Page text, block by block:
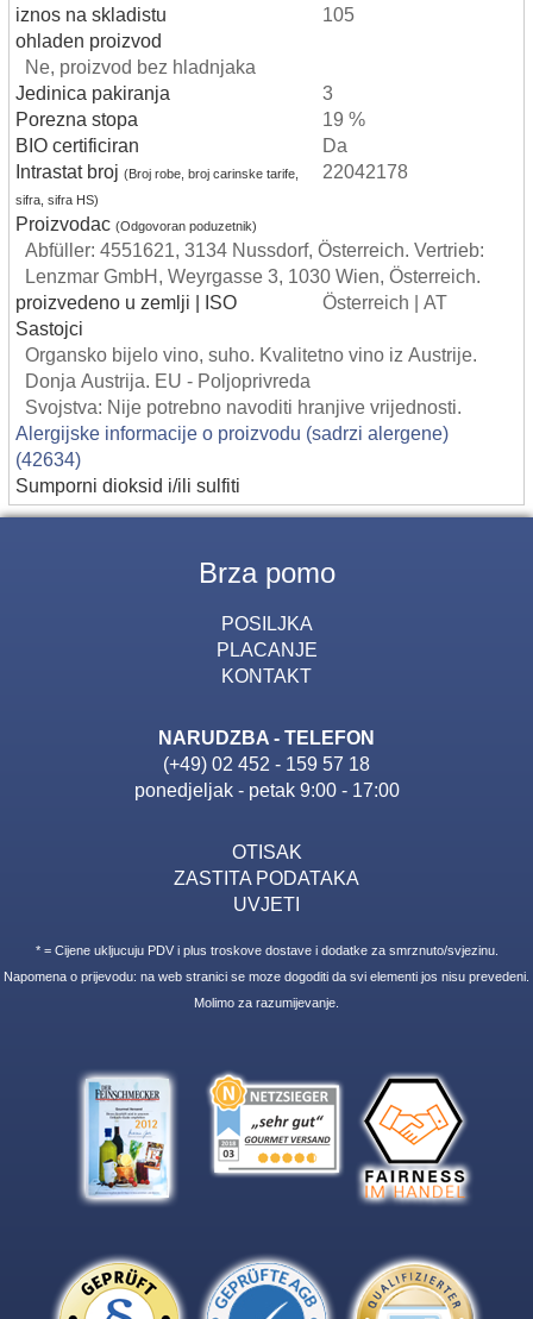
iznos na skladistu
105
ohladen proizvod
Ne, proizvod bez hladnjaka
Jedinica pakiranja
3
Porezna stopa
19 %
BIO certificiran
Da
Intrastat broj (Broj robe, broj carinske tarife,
sifra, sifra HS)
22042178
Proizvodac (Odgovoran poduzetnik)
Abfüller: 4551621, 3134 Nussdorf, Österreich. Vertrieb:
Lenzmar GmbH, Weyrgasse 3, 1030 Wien, Österreich.
proizvedeno u zemlji | ISO
Österreich | AT
Sastojci
Organsko bijelo vino, suho. Kvalitetno vino iz Austrije.
Donja Austrija. EU - Poljoprivreda
Svojstva: Nije potrebno navoditi hranjive vrijednosti.
Alergijske informacije o proizvodu (sadrzi alergene)
(42634)
Sumporni dioksid i/ili sulfiti
Brza pomo
POSILJKA
PLACANJE
KONTAKT
NARUDZBA - TELEFON
(+49) 02 452 - 159 57 18
ponedjeljak - petak 9:00 - 17:00
OTISAK
ZASTITA PODATAKA
UVJETI
* = Cijene ukljucuju PDV i plus troskove dostave i dodatke za smrznuto/svjezinu.
Napomena o prijevodu: na web stranici se moze dogoditi da svi elementi jos nisu prevedeni.
Molimo za razumijevanje.